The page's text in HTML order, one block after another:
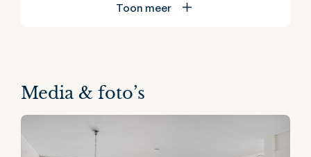
Toon meer
Media & foto’s